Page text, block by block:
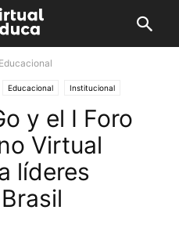
Educacional
Educacional Institucional
y el I Foro
Virtual
líderes